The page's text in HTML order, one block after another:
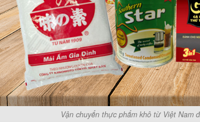
Vận chuyển thực phẩm khô từ Việt Nam